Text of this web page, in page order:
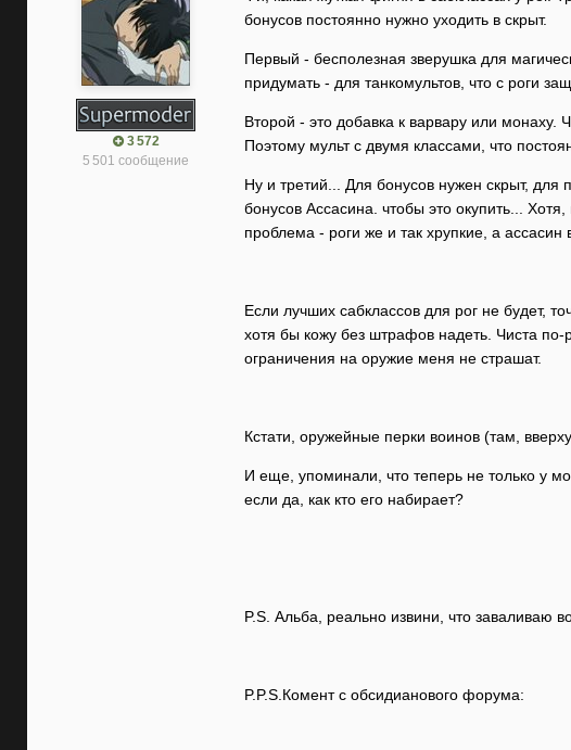
3 572
5 501 сообщение
бонусов постоянно нужно уходить в скрыт.
Первый - бесполезная зверушка для
придумать - для танкомультов, что с роги
Второй - это добавка к варвару или
Поэтому мульт с двумя классами, что
Ну и третий... Для бонусов нужен скрыт,
бонусов Ассасина. чтобы это окупить...
проблема - роги же и так хрупкие, а ассасин
Если лучших сабклассов для рог не будет,
хотя бы кожу без штрафов надеть. Чиста
ограничения на оружие меня не страшат.
Кстати, оружейные перки воинов (там,
И еще, упоминали, что теперь не только у
если да, как кто его набирает?
P.S. Альба, реально извини, что заваливаю
P.P.S.Комент с обсидианового форума: